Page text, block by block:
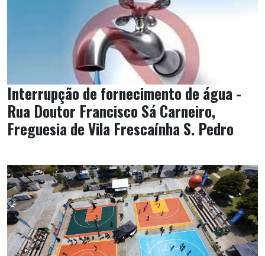
Interrupção de fornecimento de água -
Rua Doutor Francisco Sá Carneiro,
Freguesia de Vila Frescaínha S. Pedro